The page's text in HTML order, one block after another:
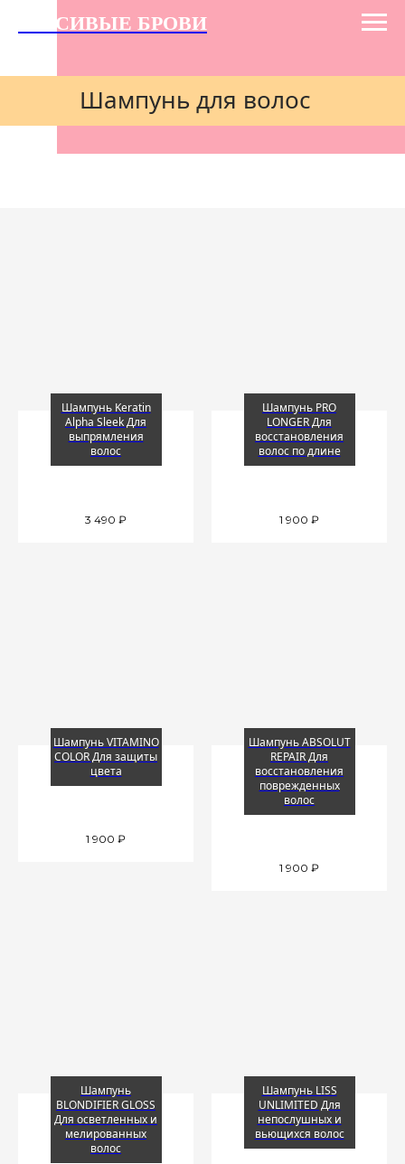
КРАСИВЫЕ БРОВИ
Шампунь для волос
Шампунь Keratin
Alpha Sleek Для
выпрямления
волос
3 490 ₽
Шампунь PRO
LONGER Для
восстановления
волос по длине
1 900 ₽
Шампунь VITAMINO
COLOR Для защиты
цвета
1 900 ₽
Шампунь ABSOLUT
REPAIR Для
восстановления
поврежденных
волос
1 900 ₽
Шампунь
BLONDIFIER GLOSS
Для осветленных и
мелированных
волос
Шампунь LISS
UNLIMITED Для
непослушных и
вьющихся волос